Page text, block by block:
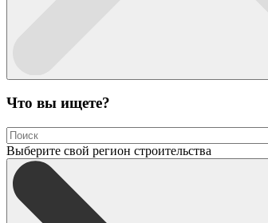
Что вы ищете?
Выберите свой регион строительства